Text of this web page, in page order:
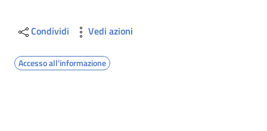
Condividi Vedi azioni
Accesso all'informazione